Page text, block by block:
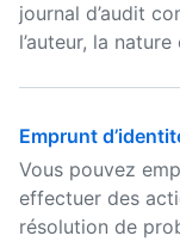
journal d’audit
l’auteur, la
Emprunt
Vous pouvez
effectuer des
résolution de